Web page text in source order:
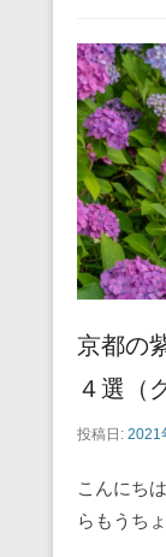
b
o
o
k
京都の
４選（
投稿日: 2021
こんにち
らもうち